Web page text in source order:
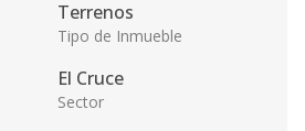
Terrenos
Tipo de Inmueble
El Cruce
Sector